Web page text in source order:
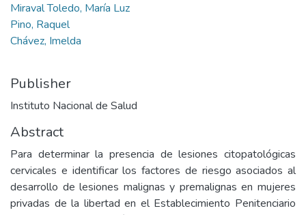
Miraval Toledo, María Luz
Pino, Raquel
Chávez, Imelda
Publisher
Instituto Nacional de Salud
Abstract
Para determinar la presencia de lesiones citopatológicas
cervicales e identificar los factores de riesgo asociados al
desarrollo de lesiones malignas y premalignas en mujeres
privadas de la libertad en el Establecimiento Penitenciario